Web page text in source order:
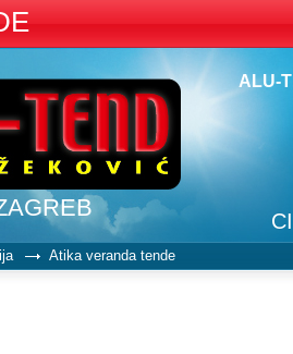
ALU-
Atika veranda tende